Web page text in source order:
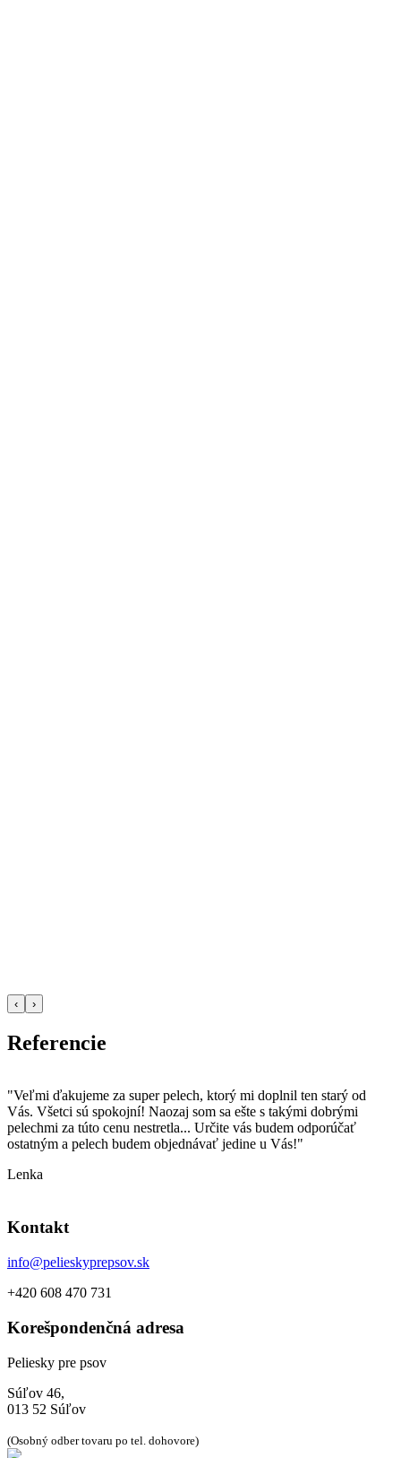
‹ ›
Referencie
"Veľmi ďakujeme za super pelech, ktorý mi doplnil ten starý od
Vás. Všetci sú spokojní! Naozaj som sa ešte s takými dobrými
pelechmi za túto cenu nestretla... Určite vás budem odporúčať
ostatným a pelech budem objednávať jedine u Vás!"
Lenka
Kontakt
info@pelieskyprepsov.sk
+420 608 470 731
Korešpondenčná adresa
Peliesky pre psov
Súľov 46,
013 52 Súľov
(Osobný odber tovaru po tel. dohovore)